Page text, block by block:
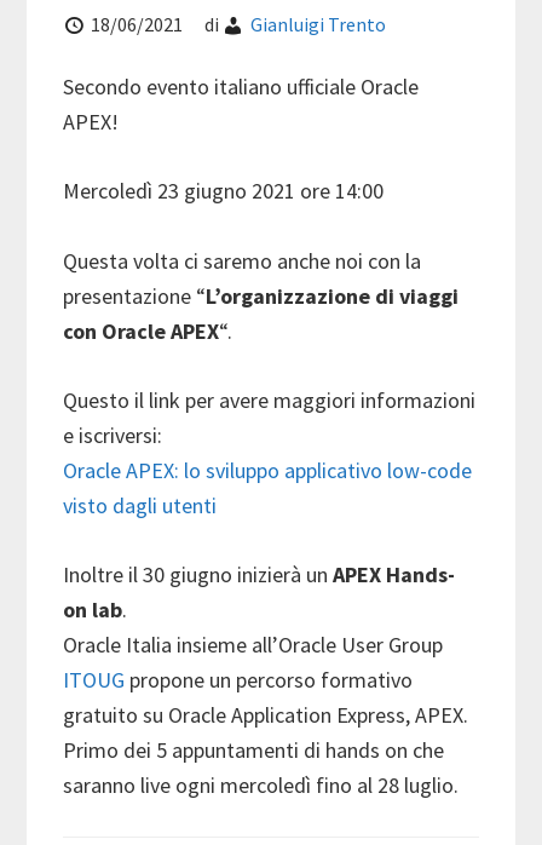
18/06/2021 di Gianluigi Trento
Secondo evento italiano ufficiale Oracle
APEX!
Mercoledì 23 giugno 2021 ore 14:00
Questa volta ci saremo anche noi con la
presentazione “L’organizzazione di viaggi
con Oracle APEX“.
Questo il link per avere maggiori informazioni
e iscriversi:
Oracle APEX: lo sviluppo applicativo low-code
visto dagli utenti
Inoltre il 30 giugno inizierà unAPEX Hands-
on lab.
Oracle Italia insieme all’Oracle User Group
ITOUG propone un percorso formativo
gratuito su Oracle Application Express, APEX.
Primo dei 5 appuntamenti di hands on che
saranno live ogni mercoledì fino al 28 luglio.